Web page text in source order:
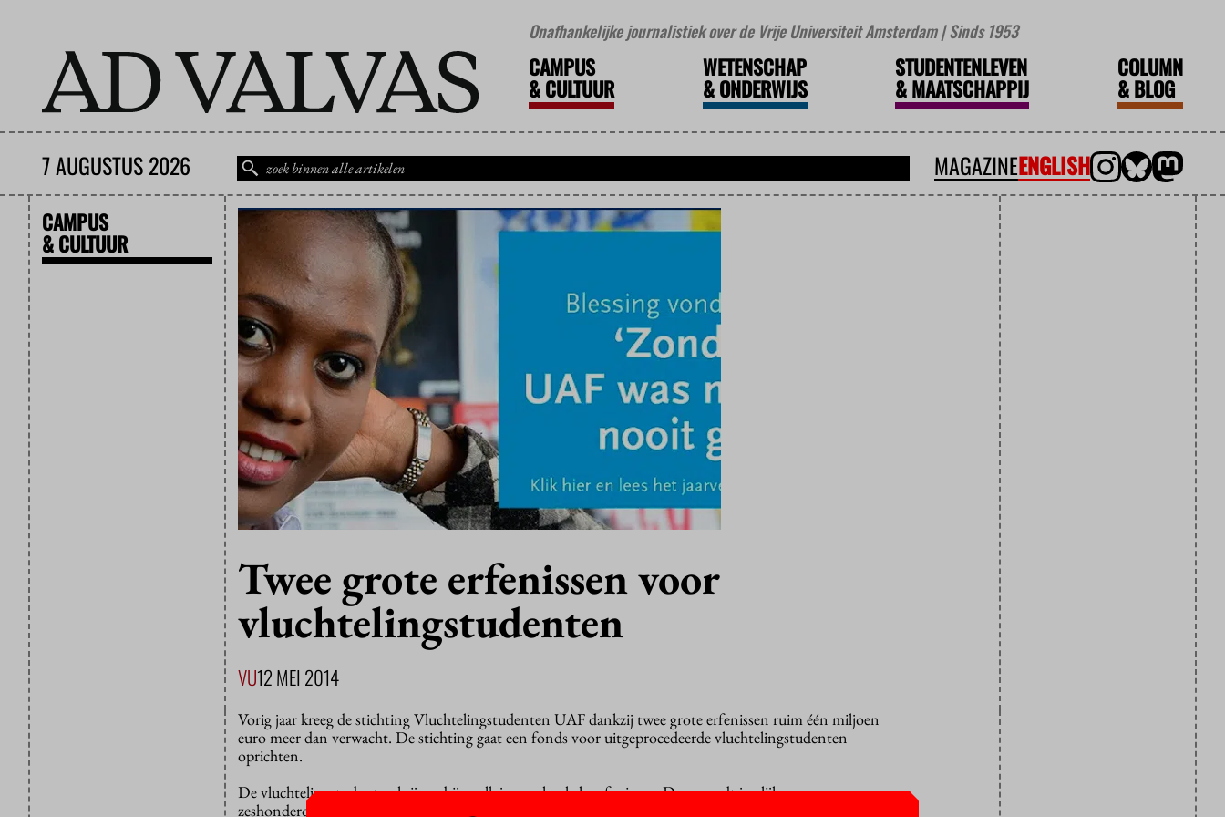
Onafhankelijke journalistiek over de Vrije Universiteit Amsterdam | Sinds 1953
CAMPUS
&CULTUUR
WETENSCHAP
&ONDERWIJS
STUDENTENLEVEN
&MAATSCHAPPIJ
COLUMN
&BLOG
7 AUGUSTUS 2026 MAGAZINEENGLISH
CAMPUS
& CULTUUR
Twee grote erfenissen voor
vluchtelingstudenten
VU12 MEI 2014
Vorig jaar kreeg de stichting Vluchtelingstudenten UAF dankzij twee grote erfenissen ruim één miljoen
euro meer dan verwacht. De stichting gaat een fonds voor uitgeprocedeerde vluchtelingstudenten
oprichten.
De vluchtelingstudenten krijgen bijna elk jaar wel enkele erfenissen. Daar wordt jaarlijks
zeshonderdduizend euro voor